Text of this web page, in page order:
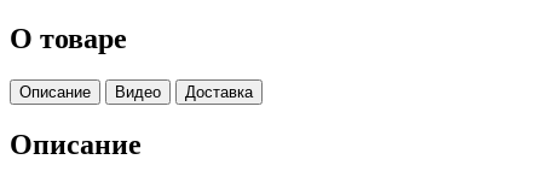
О товаре
Описание Видео Доставка
Описание